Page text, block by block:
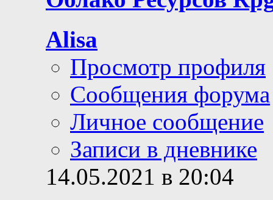
Alisa
Просмотр профиля
Сообщения форума
Личное сообщение
Записи в дневнике
14.05.2021 в 20:04